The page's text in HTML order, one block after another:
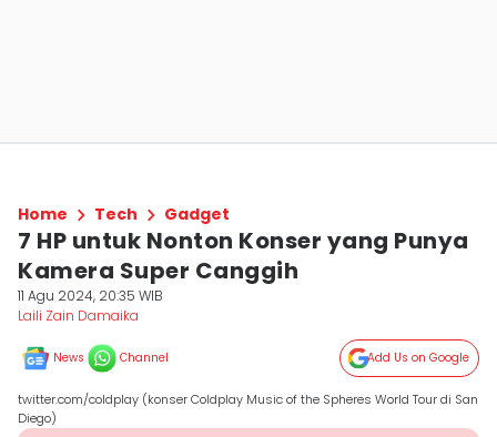
Home Tech Gadget
7 HP untuk Nonton Konser yang Punya
Kamera Super Canggih
11 Agu 2024, 20:35 WIB
Laili Zain Damaika
News Channel Add Us on Google
twitter.com/coldplay (konser Coldplay Music of the Spheres World Tour di San
Diego)